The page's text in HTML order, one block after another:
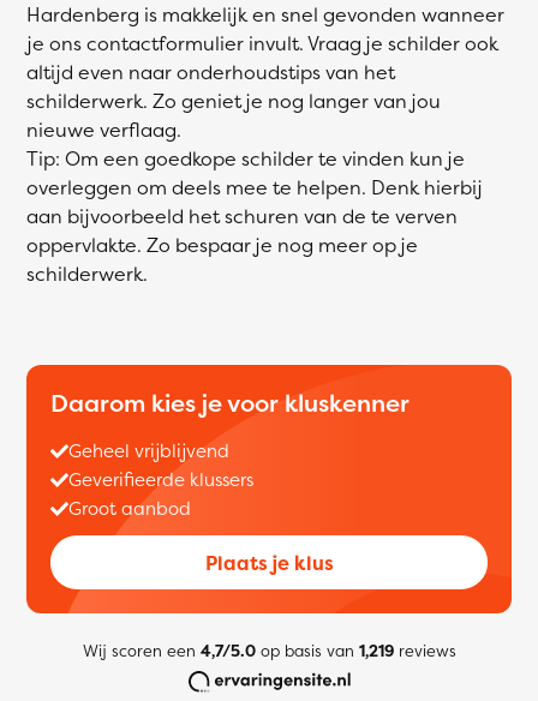
Hardenberg is makkelijk en snel gevonden wanneer
je ons contactformulier invult. Vraag je schilder ook
altijd even naar onderhoudstips van het
schilderwerk. Zo geniet je nog langer van jou
nieuwe verflaag.
Tip: Om een goedkope schilder te vinden kun je
overleggen om deels mee te helpen. Denk hierbij
aan bijvoorbeeld het schuren van de te verven
oppervlakte. Zo bespaar je nog meer op je
schilderwerk.
Daarom kies je voor kluskenner
Geheel vrijblijvend
Geverifieerde klussers
Groot aanbod
Plaats je klus
Wij scoren een 4,7/5.0op basis van 1,219reviews